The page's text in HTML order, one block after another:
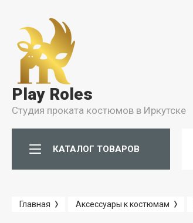
Условия
Условия Бронирования
Условия проката
Play Roles
Студия проката костюмов в Иркутске
КАТАЛОГ ТОВАРОВ
Главная Аксессуары к костюмам